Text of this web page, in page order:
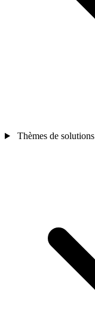
Thèmes de solutions